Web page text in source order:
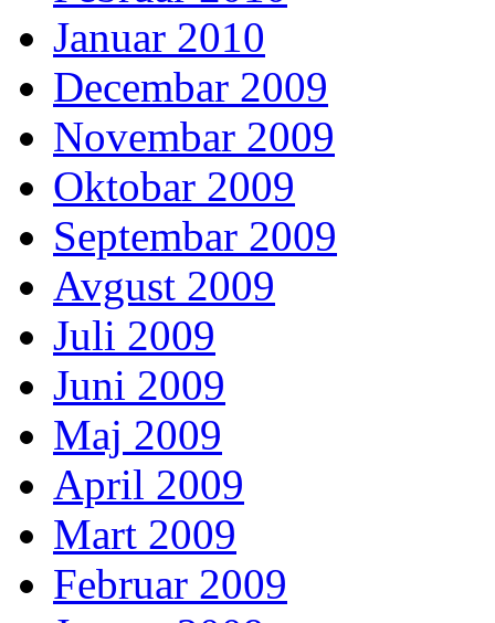
Januar 2010
Decembar 2009
Novembar 2009
Oktobar 2009
Septembar 2009
Avgust 2009
Juli 2009
Juni 2009
Maj 2009
April 2009
Mart 2009
Februar 2009